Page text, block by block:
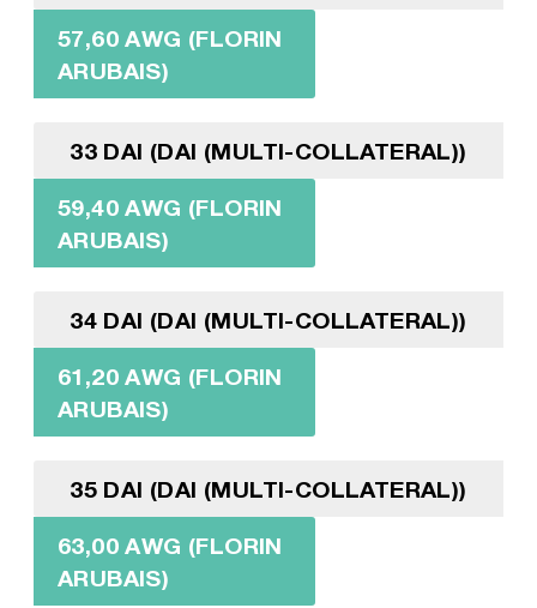
57,60 AWG (FLORIN
ARUBAIS)
33 DAI (DAI (MULTI-COLLATERAL))
59,40 AWG (FLORIN
ARUBAIS)
34 DAI (DAI (MULTI-COLLATERAL))
61,20 AWG (FLORIN
ARUBAIS)
35 DAI (DAI (MULTI-COLLATERAL))
63,00 AWG (FLORIN
ARUBAIS)